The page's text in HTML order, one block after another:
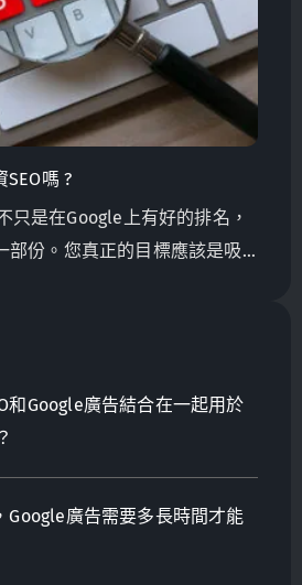
嗎 ?
只是在Google上有好的排名，
部份。您真正的目標應該是吸
和Google廣告結合在一起用於
Google廣告需要多長時間才能